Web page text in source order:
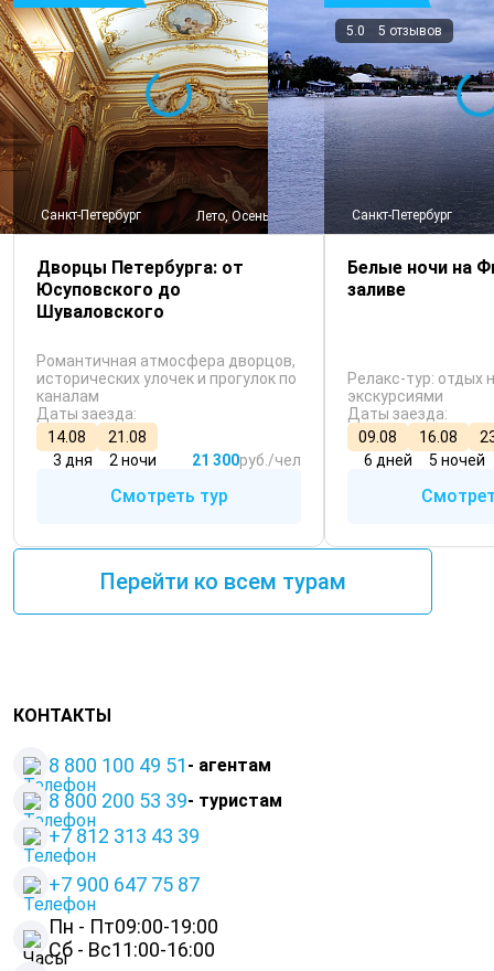
Санкт-Петербург Лето, Осень, Весна
Дворцы Петербурга: от
Юсуповского до
Шуваловского
Романтичная атмосфера дворцов,
исторических улочек и прогулок по
каналам
Даты заезда:
14.08
21.08
3 дня
2 ночи 21 300руб./чел
Смотреть тур
Санкт-Петербург
5.0 5 отзывов
Белые ночи на
заливе
Релакс-тур: отдых
экскурсиями
Даты заезда:
09.08
16.08
6 дней
5 ночей
Перейти ко всем турам
КОНТАКТЫ
8 800 100 49 51 - агентам
8 800 200 53 39- туристам
+7 812 313 43 39
+7 900 647 75 87
Пн - Пт09:00-19:00
Сб - Вс11:00-16:00